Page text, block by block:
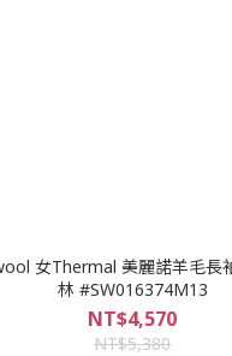
女Thermal 美麗諾羊毛長
林 #SW016374M13
NT$4,570
NT$5,380